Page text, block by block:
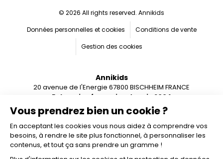
Vous prendrez bien un cookie ?
En acceptant les cookies vous nous aidez à comprendre vos
besoins, à rendre le site plus fonctionnel, à personnaliser les
contenus, et tout ça sans prendre un gramme !
© 2026 All rights reserved. Annikids
Données personnelles et cookies
Conditions de vente
Gestion des cookies
Annikids
20 avenue de l'Energie 67800 BISCHHEIM FRANCE
Entreprise française depuis 2004